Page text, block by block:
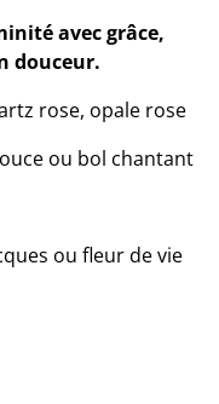
avec grâce,
douceur.
rose, opale rose
ou bol chantant
ou fleur de vie